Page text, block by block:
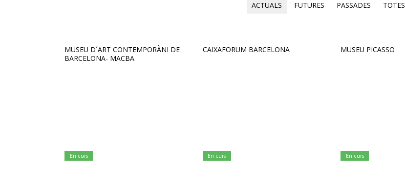
ACTUALS FUTURES PASSADES TOTES
En curs
MUSEU D´ART CONTEMPORÀNI DE
BARCELONA- MACBA
En curs
CAIXAFORUM BARCELONA
En curs
MUSEU PICASSO